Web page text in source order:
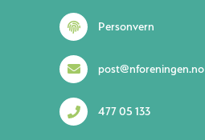
Personvern
post@nforeningen.no
477 05 133